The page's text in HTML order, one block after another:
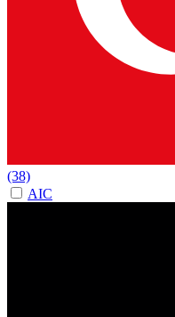
(38)
AIC